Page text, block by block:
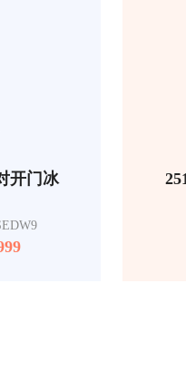
开门冰